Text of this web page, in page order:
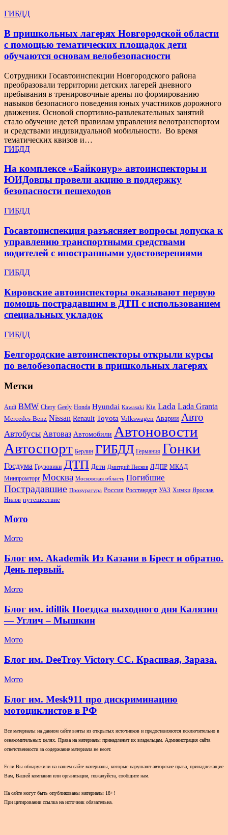
ГИБДД
В пришкольных лагерях Новгородской области
с помощью тематических площадок дети
обучаются основам велобезопасности
Сотрудники Госавтоинспекции Новгородского района
преобразовали территории детских лагерей дневного
пребывания в тренировочные арены по формированию
навыков безопасного поведения юных участников дорожного
движения. Основой спортивно-развлекательных занятий
стало обучение детей правилам управления велотранспортом
и средствами индивидуальной мобильности. Во время
тематических квизов и…
ГИБДД
На комплексе «Байконур» автоинспекторы и
ЮИДовцы провели акцию в поддержку
безопасности пешеходов
ГИБДД
Госавтоинспекция разъясняет вопросы допуска к
управлению транспортными средствами
водителей с иностранными удостоверениями
ГИБДД
Кировские автоинспекторы оказывают первую
помощь пострадавшим в ДТП с использованием
специальных укладок
ГИБДД
Белгородские автоинспекторы открыли курсы
по велобезопасности в пришкольных лагерях
Метки
Audi BMW Chery Geely Honda Hyundai Kawasaki Kia Lada Lada Granta
Mercedes-Benz Nissan Renault Toyota Volkswagen Аварии Авто
Автобусы Автоваз Автомобили Автоновости
Автоспорт Берлин ГИБДД Германия Гонки
Госдума Грузовики ДТП Дети Дмитрий Песков ЛДПР МКАД
Минпромторг Москва Московская область Погибшие
Пострадавшие Прокуратура Россия Росстандарт УАЗ Химки Ярослав
Нилов путешествие
Мото
Мото
Блог им. Akademik Из Казани в Брест и обратно.
День первый.
Мото
Блог им. idillik Поездка выходного дня Калязин
— Углич – Мышкин
Мото
Блог им. DeeTroy Victory CC. Красивая, Зараза.
Мото
Блог им. Mesk911 про дискриминацию
мотоциклистов в РФ
Все материалы на данном сайте взяты из открытых источников и предоставляются исключительно в
ознакомительных целях. Права на материалы принадлежат их владельцам. Администрация сайта
ответственности за содержание материала не несет.
Если Вы обнаружили на нашем сайте материалы, которые нарушают авторские права, принадлежащие
Вам, Вашей компании или организации, пожалуйста, сообщите нам.
На сайте могут быть опубликованы материалы 18+!
При цитировании ссылка на источник обязательна.